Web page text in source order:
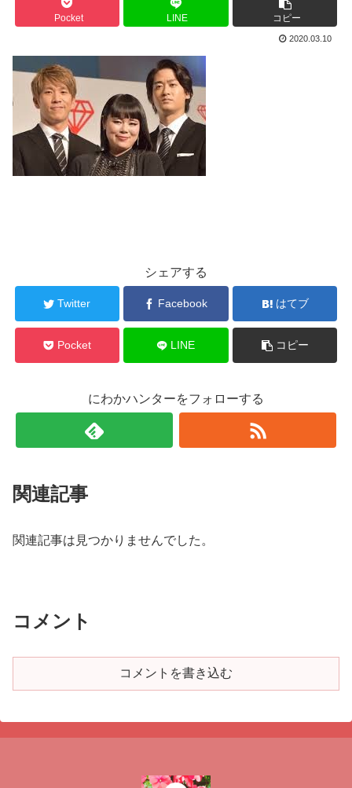
Pocket LINE コピー
2020.03.10
シェアする
Twitter Facebook はてブ
Pocket LINE コピー
にわかハンターをフォローする
関連記事
関連記事は見つかりませんでした。
コメント
コメントを書き込む